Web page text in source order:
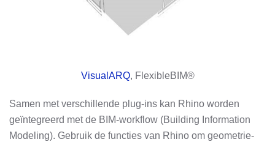
VisualARQ, FlexibleBIM®
Samen met verschillende plug-ins kan Rhino worden
geïntegreerd met de BIM-workflow (Building Information
Modeling). Gebruik de functies van Rhino om geometrie-